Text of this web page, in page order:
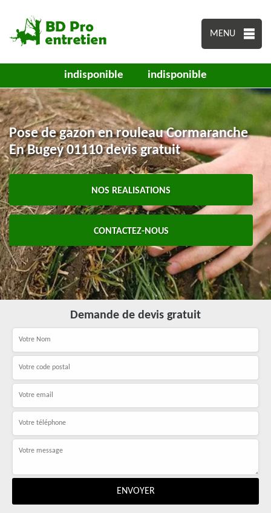
MENU
indisponible indisponible
Pose de gazon en rouleau Cormaranche
En Bugey 01110 devis gratuit
NOS REALISATIONS
CONTACTEZ-NOUS
Demande de devis gratuit